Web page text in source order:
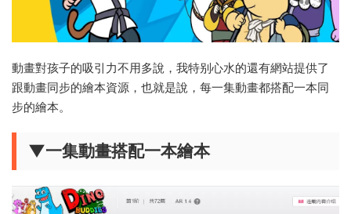
動畫對孩子的吸引力不用多說，我特别心水的還有網站提供了
跟動畫同步的繪本資源，也就是說，每一集動畫都搭配一本同
步的繪本。
▼一集動畫搭配一本繪本